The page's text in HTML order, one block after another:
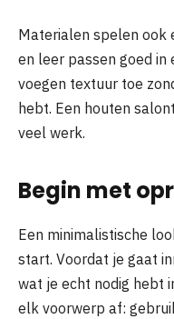
Materialen spelen ook
en leer passen goed in
voegen textuur toe
hebt. Een houten
veel werk.
Begin met
Een minimalistische
start. Voordat je gaat
wat je echt nodig hebt
elk voorwerp af: